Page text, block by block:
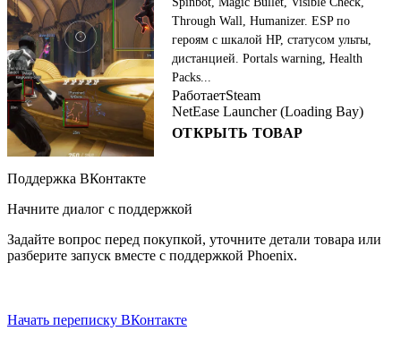
Through Wall, Humanizer. ESP по
героям с шкалой HP, статусом ульты,
дистанцией. Portals warning, Health
Packs...
РаботаетSteam
NetEase Launcher (Loading Bay)
ОТКРЫТЬ ТОВАР
Поддержка ВКонтакте
Начните диалог с поддержкой
Задайте вопрос перед покупкой, уточните детали товара или
разберите запуск вместе с поддержкой Phoenix.
Начать переписку ВКонтакте